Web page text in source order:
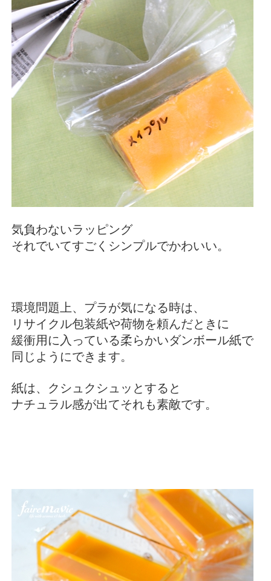
気負わないラッピング
それでいてすごくシンプルでかわいい。
環境問題上、プラが気になる時は、
リサイクル包装紙や荷物を頼んだときに
緩衝用に入っている柔らかいダンボール紙で
同じようにできます。
紙は、クシュクシュッとすると
ナチュラル感が出てそれも素敵です。